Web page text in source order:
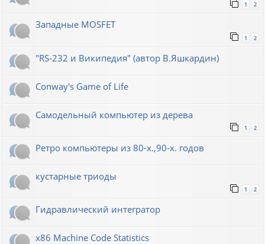
1 2
Западные MOSFET
1 2
"RS-232 и Википедия" (автор В.Яшкардин)
Conway's Game of Life
Самодельный компьютер из дерева
1 2
Ретро компьютеры из 80-х.,90-х. годов
кустарные триоды
1 2
Гидравлический интегратор
x86 Machine Code Statistics